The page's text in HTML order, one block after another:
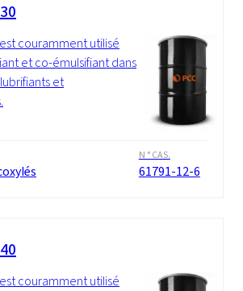
couramment utilisé
et co-émulsifiant dans
et
N ° CAS.
61791-12-6
couramment utilisé